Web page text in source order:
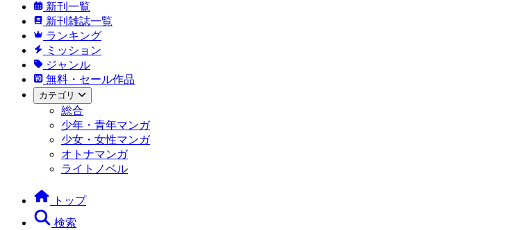
新刊一覧
新刊雑誌一覧
ランキング
ミッション
ジャンル
無料・セール作品
カテゴリ
総合
少年・青年マンガ
少女・女性マンガ
オトナマンガ
ライトノベル
トップ
検索